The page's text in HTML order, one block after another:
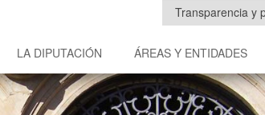
Transparencia y
LA DIPUTACIÓN ÁREAS Y ENTIDADES